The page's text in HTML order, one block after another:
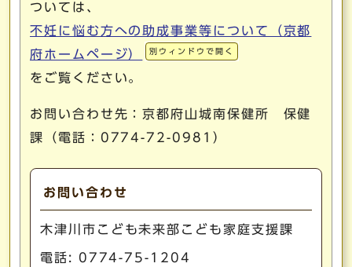
ついては、
不妊に悩む方への助成事業等について（京都
府ホームページ）
別ウィンドウで開く
をご覧ください。
お問い合わせ先：京都府山城南保健所 保健
課（電話：0774-72-0981）
お問い合わせ
木津川市こども未来部こども家庭支援課
電話: 0774-75-1204